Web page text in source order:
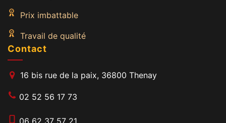
Prix imbattable
Travail de qualité
Contact
16 bis rue de la paix, 36800 Thenay
02 52 56 17 73
06 62 37 57 21